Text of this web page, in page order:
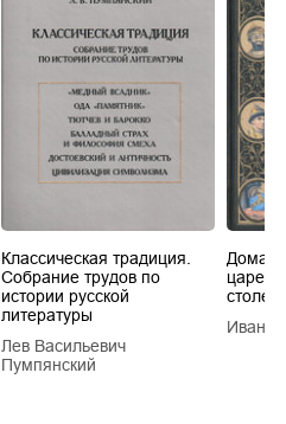
Классическая традиция.
Собрание трудов по
истории русской
литературы
Лев Васильевич
Пумпянский
царей
Иван